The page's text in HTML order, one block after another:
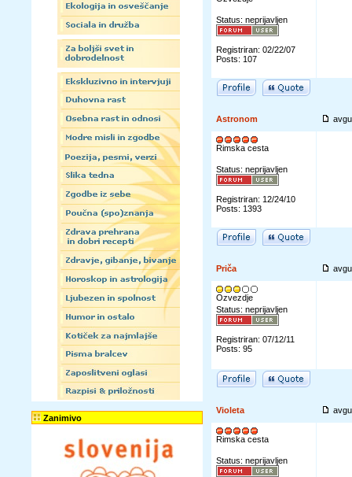
Zanimivo
Status: neprijavljen
Registriran: 02/22/07
Posts: 107
Astronom
Rimska cesta
Status: neprijavljen
Registriran: 12/24/10
Posts: 1393
Priča
Ozvezdje
Status: neprijavljen
Registriran: 07/12/11
Posts: 95
Violeta
Rimska cesta
Status: neprijavljen